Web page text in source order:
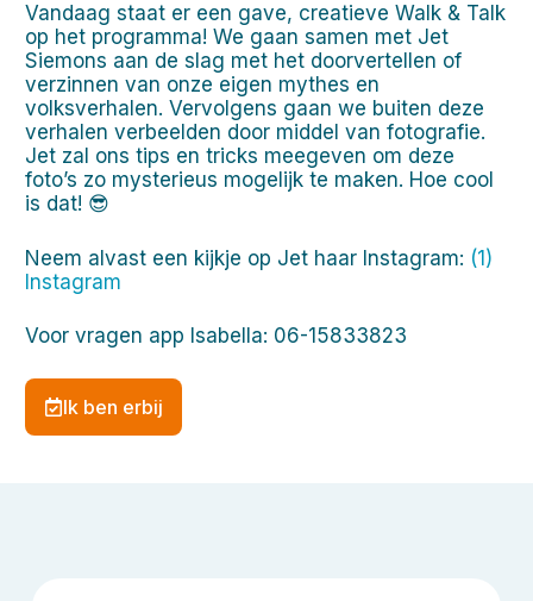
Vandaag staat er een gave, creatieve Walk & Talk
op het programma! We gaan samen met Jet
Siemons aan de slag met het doorvertellen of
verzinnen van onze eigen mythes en
volksverhalen. Vervolgens gaan we buiten deze
verhalen verbeelden door middel van fotografie.
Jet zal ons tips en tricks meegeven om deze
foto’s zo mysterieus mogelijk te maken. Hoe cool
is dat! 😎
Neem alvast een kijkje op Jet haar Instagram: (1)
Instagram
Voor vragen app Isabella: 06-15833823
Ik ben erbij